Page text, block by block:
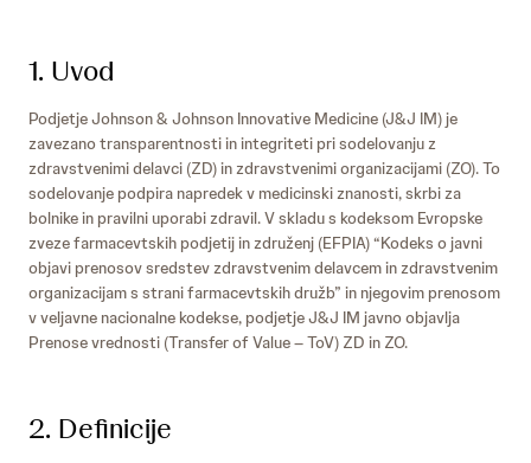
1. Uvod
Podjetje Johnson & Johnson Innovative Medicine (J&J IM) je
zavezano transparentnosti in integriteti pri sodelovanju z
zdravstvenimi delavci (ZD) in zdravstvenimi organizacijami (ZO). To
sodelovanje podpira napredek v medicinski znanosti, skrbi za
bolnike in pravilni uporabi zdravil. V skladu s kodeksom Evropske
zveze farmacevtskih podjetij in združenj (EFPIA) “Kodeks o javni
objavi prenosov sredstev zdravstvenim delavcem in zdravstvenim
organizacijam s strani farmacevtskih družb” in njegovim prenosom
v veljavne nacionalne kodekse, podjetje J&J IM javno objavlja
Prenose vrednosti (Transfer of Value – ToV) ZD in ZO.
2. Definicije